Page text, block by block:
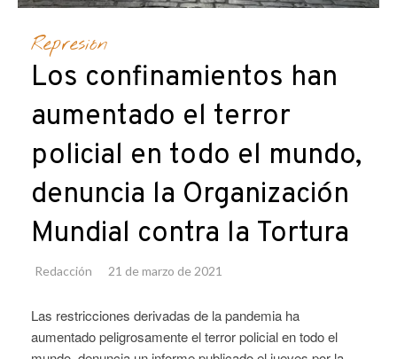
Represión
Los confinamientos han
aumentado el terror
policial en todo el mundo,
denuncia la Organización
Mundial contra la Tortura
Redacción 21 de marzo de 2021
Las restricciones derivadas de la pandemia ha
aumentado peligrosamente el terror policial en todo el